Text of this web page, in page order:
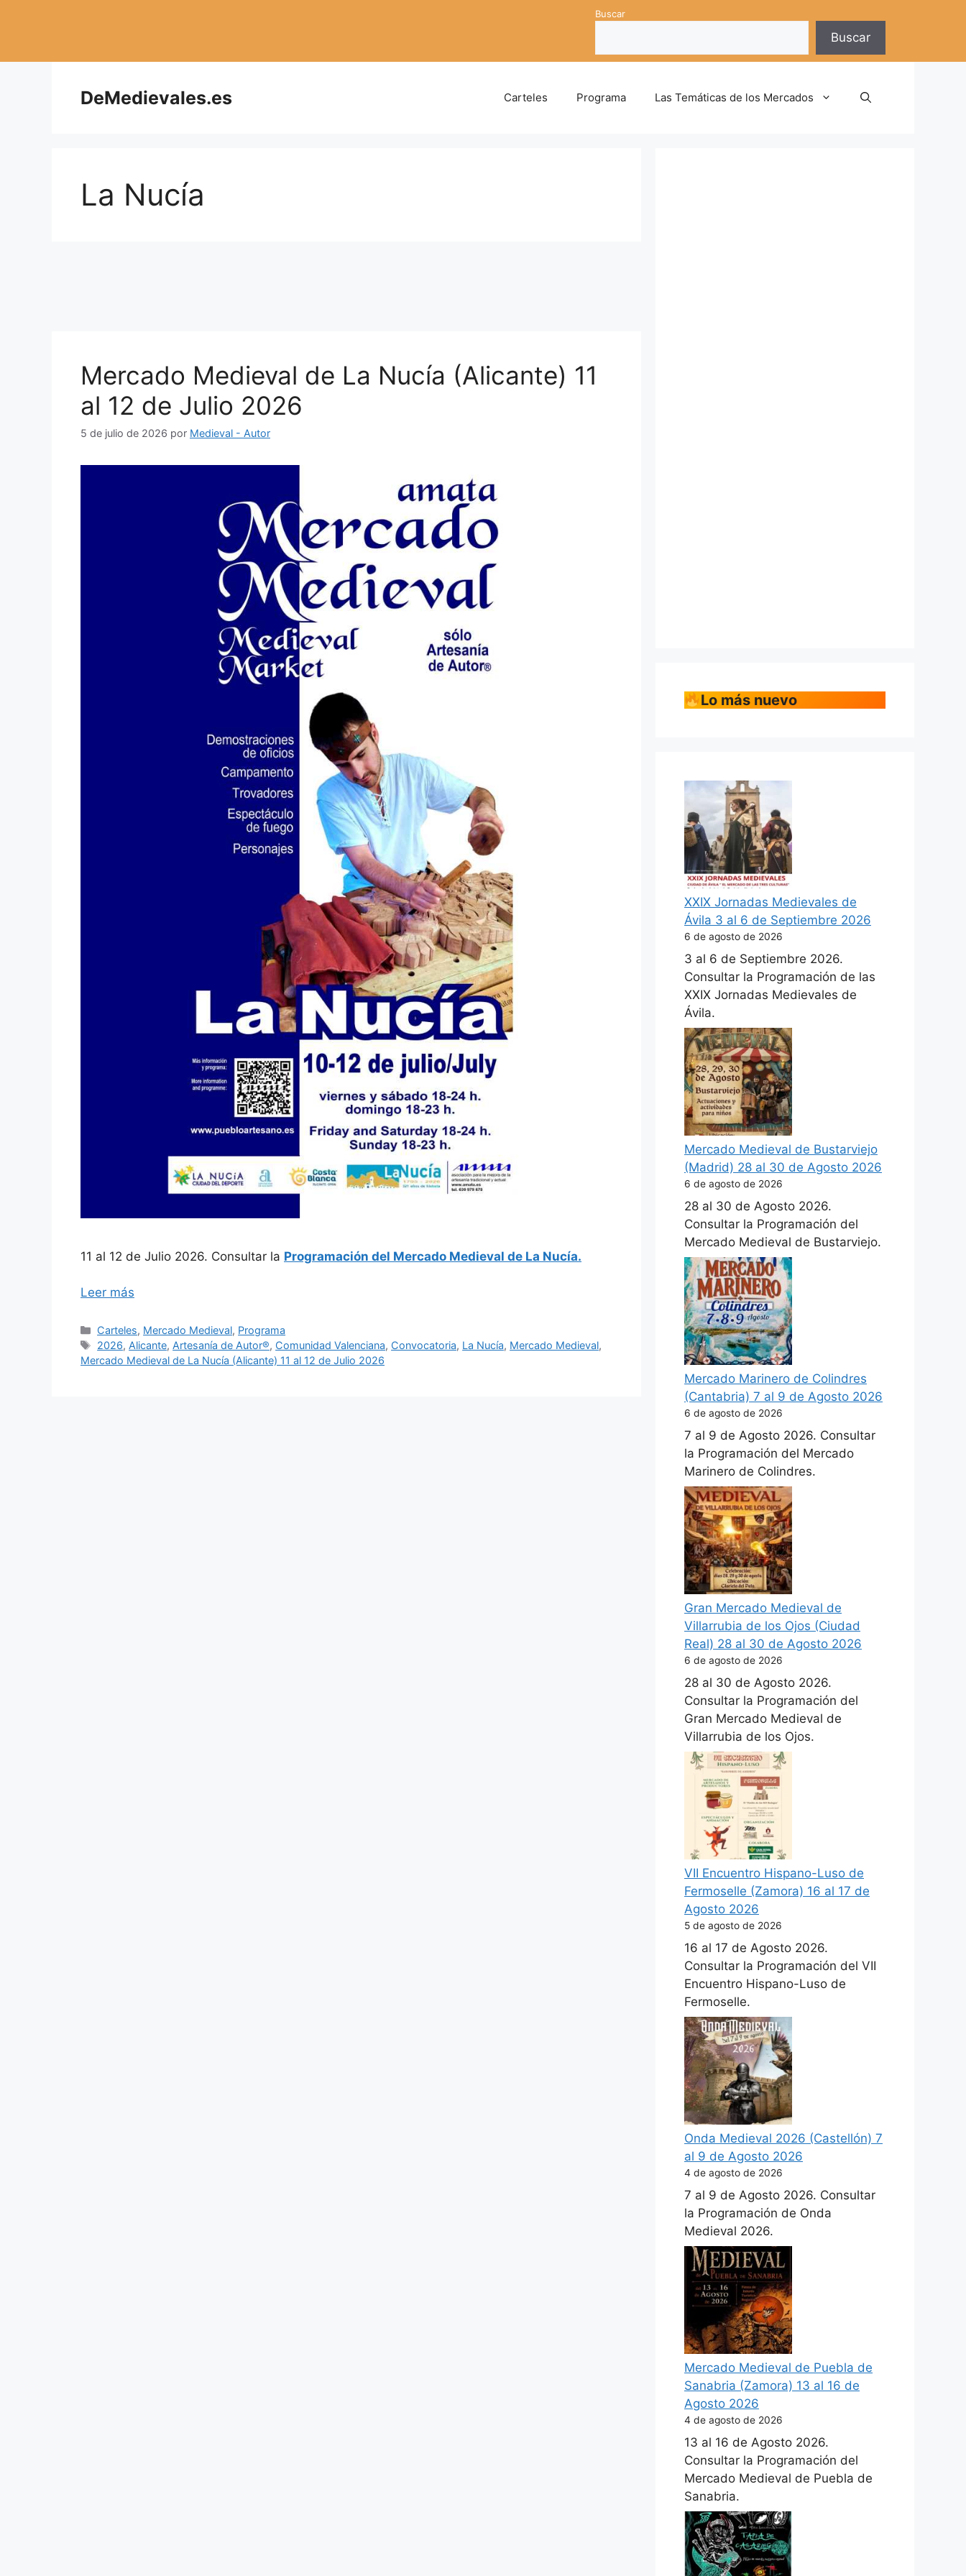
Buscar
Buscar
DeMedievales.es Carteles Programa Las Temáticas de los Mercados
La Nucía
Mercado Medieval de La Nucía (Alicante) 11
al 12 de Julio 2026
5 de julio de 2026 por Medieval - Autor
11 al 12 de Julio 2026. Consultar la Programación del Mercado Medieval de La Nucía.
Leer más
Categorías
Carteles, Mercado Medieval, Programa
Etiquetas
2026, Alicante, Artesanía de Autor®, Comunidad Valenciana, Convocatoria, La Nucía, Mercado Medieval,
Mercado Medieval de La Nucía (Alicante) 11 al 12 de Julio 2026
Lo más nuevo
XXIX Jornadas Medievales de
Ávila 3 al 6 de Septiembre 2026
6 de agosto de 2026
3 al 6 de Septiembre 2026.
Consultar la Programación de las
XXIX Jornadas Medievales de
Ávila.
Mercado Medieval de Bustarviejo
(Madrid) 28 al 30 de Agosto 2026
6 de agosto de 2026
28 al 30 de Agosto 2026.
Consultar la Programación del
Mercado Medieval de Bustarviejo.
Mercado Marinero de Colindres
(Cantabria) 7 al 9 de Agosto 2026
6 de agosto de 2026
7 al 9 de Agosto 2026. Consultar
la Programación del Mercado
Marinero de Colindres.
Gran Mercado Medieval de
Villarrubia de los Ojos (Ciudad
Real) 28 al 30 de Agosto 2026
6 de agosto de 2026
28 al 30 de Agosto 2026.
Consultar la Programación del
Gran Mercado Medieval de
Villarrubia de los Ojos.
VII Encuentro Hispano-Luso de
Fermoselle (Zamora) 16 al 17 de
Agosto 2026
5 de agosto de 2026
16 al 17 de Agosto 2026.
Consultar la Programación del VII
Encuentro Hispano-Luso de
Fermoselle.
Onda Medieval 2026 (Castellón) 7
al 9 de Agosto 2026
4 de agosto de 2026
7 al 9 de Agosto 2026. Consultar
la Programación de Onda
Medieval 2026.
Mercado Medieval de Puebla de
Sanabria (Zamora) 13 al 16 de
Agosto 2026
4 de agosto de 2026
13 al 16 de Agosto 2026.
Consultar la Programación del
Mercado Medieval de Puebla de
Sanabria.